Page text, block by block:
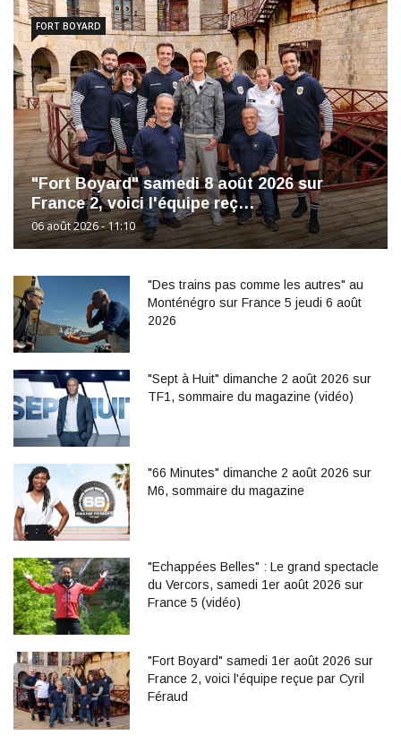
"Fort Boyard" samedi 8 août 2026 sur
France 2, voici l'équipe reç…
06 août 2026 - 11:10
FORT BOYARD
"Des trains pas comme les autres" au
Monténégro sur France 5 jeudi 6 août
2026
"Sept à Huit" dimanche 2 août 2026 sur
TF1, sommaire du magazine (vidéo)
"66 Minutes" dimanche 2 août 2026 sur
M6, sommaire du magazine
"Echappées Belles" : Le grand spectacle
du Vercors, samedi 1er août 2026 sur
France 5 (vidéo)
"Fort Boyard" samedi 1er août 2026 sur
France 2, voici l'équipe reçue par Cyril
Féraud